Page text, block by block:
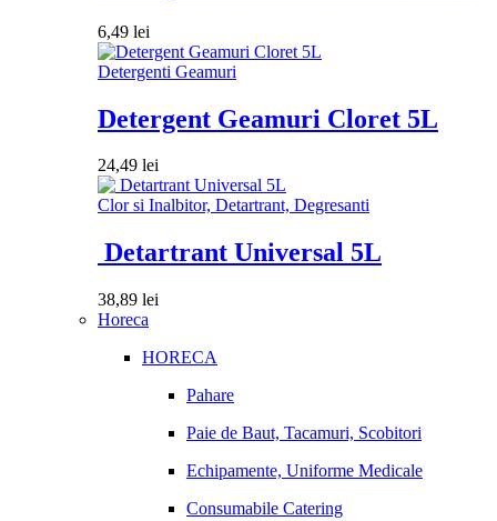
6,49 lei
Detergenti Geamuri
Detergent Geamuri Cloret 5L
24,49 lei
Clor si Inalbitor, Detartrant, Degresanti
Detartrant Universal 5L
38,89 lei
Horeca
HORECA
Pahare
Paie de Baut, Tacamuri, Scobitori
Echipamente, Uniforme Medicale
Consumabile Catering